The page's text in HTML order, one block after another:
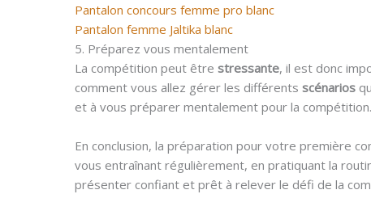
Pantalon concours femme pro blanc
Pantalon femme Jaltika blanc
5. Préparez vous mentalement
La compétition peut être stressante, il est donc
comment vous allez gérer les différents scénarios
et à vous préparer mentalement pour la compétition.
En conclusion, la préparation pour votre première
vous entraînant régulièrement, en pratiquant la
présenter confiant et prêt à relever le défi de la